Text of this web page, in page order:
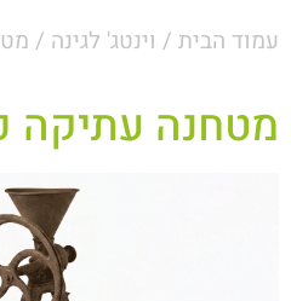
עמוד הבית / וינטג' לגינה /
מטחנה עתיקה